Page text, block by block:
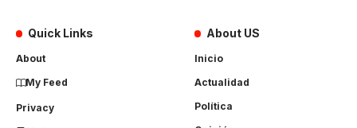
Quick Links
About
My Feed
Privacy
About US
Inicio
Actualidad
Política